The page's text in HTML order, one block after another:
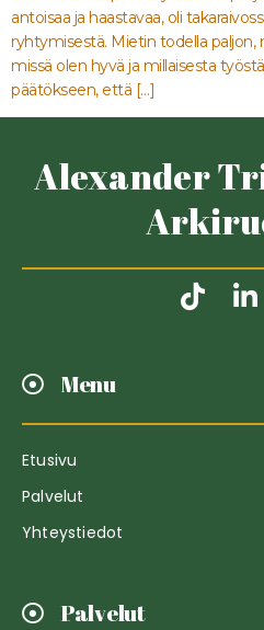
antoisaa ja haastavaa, oli
ryhtymisestä. Mietin todella paljon,
missä olen hyvä ja millaisesta
päätökseen, että […]
Alexander
Menu
Etusivu
Palvelut
Yhteystiedot
Palvelut